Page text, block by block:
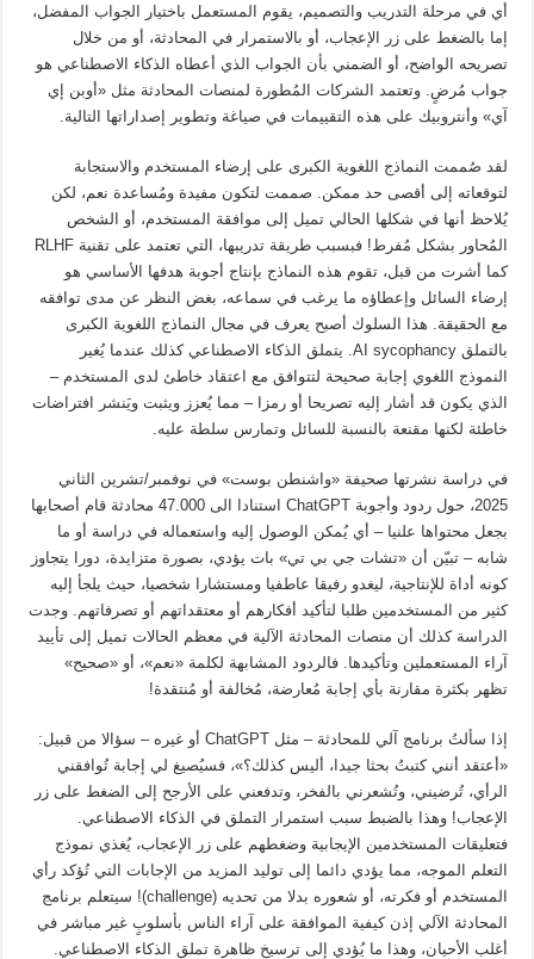
أي في مرحلة التدريب والتصميم، يقوم المستعمل باختيار الجواب المفضل،
إما بالضغط على زر الإعجاب، أو بالاستمرار في المحادثة، أو من خلال
تصريحه الواضح، أو الضمني بأن الجواب الذي أعطاه الذكاء الاصطناعي هو
جواب مُرضٍ. وتعتمد الشركات المُطورة لمنصات المحادثة مثل «أوبن إي
آي» وأنتروبيك على هذه التقييمات في صياغة وتطوير إصداراتها التالية.
لقد صُممت النماذج اللغوية الكبرى على إرضاء المستخدم والاستجابة
لتوقعاته إلى أقصى حد ممكن. صممت لتكون مفيدة ومُساعدة نعم، لكن
يُلاحظ أنها في شكلها الحالي تميل إلى موافقة المستخدم، أو الشخص
المُحاور بشكل مُفرط! فبسبب طريقة تدريبها، التي تعتمد على تقنية RLHF
كما أشرت من قبل، تقوم هذه النماذج بإنتاج أجوبة هدفها الأساسي هو
إرضاء السائل وإعطاؤه ما يرغب في سماعه، بغض النظر عن مدى توافقه
مع الحقيقة. هذا السلوك أصبح يعرف في مجال النماذج اللغوية الكبرى
بالتملق AI sycophancy. يتملق الذكاء الاصطناعي كذلك عندما يُغير
النموذج اللغوي إجابة صحيحة لتتوافق مع اعتقاد خاطئ لدى المستخدم –
الذي يكون قد أشار إليه تصريحا أو رمزا – مما يُعزز ويثبت ويَنشر افتراضات
خاطئة لكنها مقنعة بالنسبة للسائل وتمارس سلطة عليه.
في دراسة نشرتها صحيفة «واشنطن بوست» في نوفمبر/تشرين الثاني
2025، حول ردود وأجوبة ChatGPT استنادا الى 47.000 محادثة قام أصحابها
بجعل محتواها علنيا – أي يُمكن الوصول إليه واستعماله في دراسة أو ما
شابه – تبيّن أن «تشات جي بي تي» بات يؤدي، بصورة متزايدة، دورا يتجاوز
كونه أداة للإنتاجية، ليغدو رفيقا عاطفيا ومستشارا شخصيا، حيث يلجأ إليه
كثير من المستخدمين طلبا لتأكيد أفكارهم أو معتقداتهم أو تصرفاتهم. وجدت
الدراسة كذلك أن منصات المحادثة الآلية في معظم الحالات تميل إلى تأييد
آراء المستعملين وتأكيدها. فالردود المشابهة لكلمة «نعم»، أو «صحيح»
تظهر بكثرة مقارنة بأي إجابة مُعارضة، مُخالفة أو مُنتقدة!
إذا سألتُ برنامج آلي للمحادثة – مثل ChatGPT أو غيره – سؤالا من قبيل:
«أعتقد أنني كتبتُ بحثا جيدا، أليس كذلك؟»، فسيُصيغ لي إجابة تُوافقني
الرأي، تُرضيني، وتُشعرني بالفخر، وتدفعني على الأرجح إلى الضغط على زر
الإعجاب! وهذا بالضبط سبب استمرار التملق في الذكاء الاصطناعي.
فتعليقات المستخدمين الإيجابية وضغطهم على زر الإعجاب، يُغذي نموذج
التعلم الموجه، مما يؤدي دائما إلى توليد المزيد من الإجابات التي تُؤكد رأي
المستخدم أو فكرته، أو شعوره بدلا من تحديه (challenge)! سيتعلم برنامج
المحادثة الآلي إذن كيفية الموافقة على آراء الناس بأسلوبٍ غير مباشر في
أغلب الأحيان، وهذا ما يُؤدي إلى ترسيخ ظاهرة تملق الذكاء الاصطناعي.